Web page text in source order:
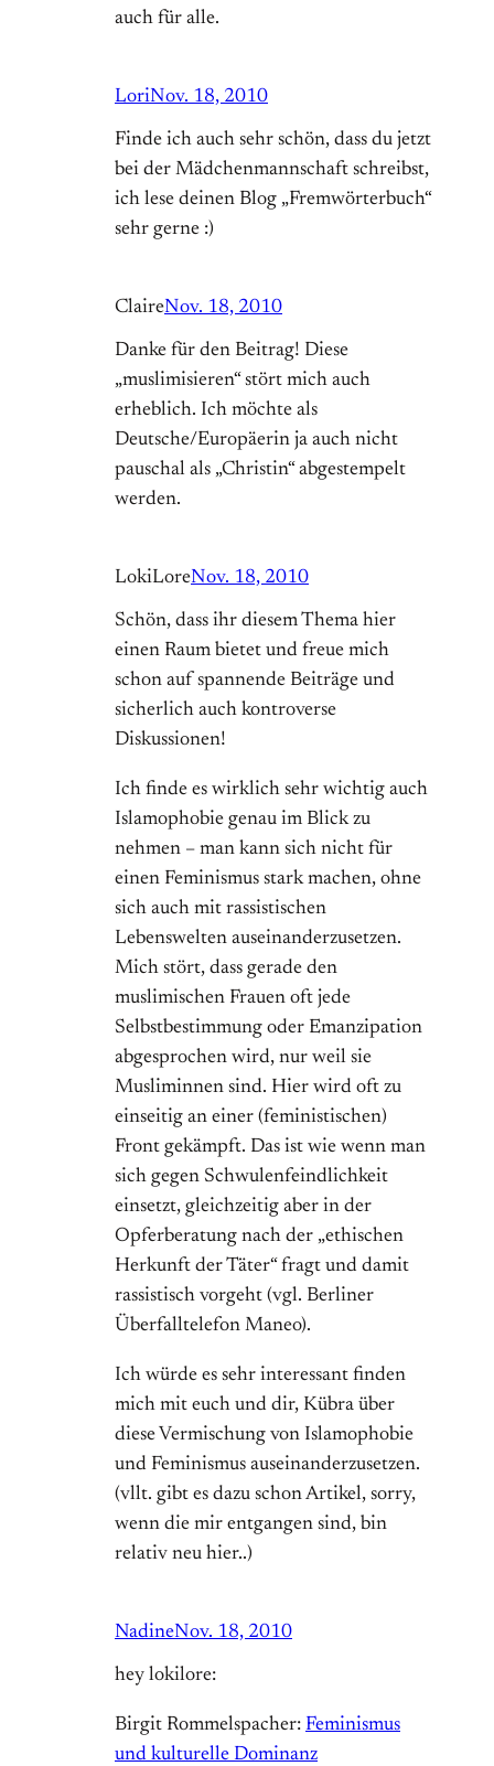
auch für alle.
LoriNov. 18, 2010
Finde ich auch sehr schön, dass du jetzt
bei der Mädchenmannschaft schreibst,
ich lese deinen Blog „Fremwörterbuch“
sehr gerne :)
ClaireNov. 18, 2010
Danke für den Beitrag! Diese
„muslimisieren“ stört mich auch
erheblich. Ich möchte als
Deutsche/Europäerin ja auch nicht
pauschal als „Christin“ abgestempelt
werden.
LokiLoreNov. 18, 2010
Schön, dass ihr diesem Thema hier
einen Raum bietet und freue mich
schon auf spannende Beiträge und
sicherlich auch kontroverse
Diskussionen!
Ich finde es wirklich sehr wichtig auch
Islamophobie genau im Blick zu
nehmen – man kann sich nicht für
einen Feminismus stark machen, ohne
sich auch mit rassistischen
Lebenswelten auseinanderzusetzen.
Mich stört, dass gerade den
muslimischen Frauen oft jede
Selbstbestimmung oder Emanzipation
abgesprochen wird, nur weil sie
Musliminnen sind. Hier wird oft zu
einseitig an einer (feministischen)
Front gekämpft. Das ist wie wenn man
sich gegen Schwulenfeindlichkeit
einsetzt, gleichzeitig aber in der
Opferberatung nach der „ethischen
Herkunft der Täter“ fragt und damit
rassistisch vorgeht (vgl. Berliner
Überfalltelefon Maneo).
Ich würde es sehr interessant finden
mich mit euch und dir, Kübra über
diese Vermischung von Islamophobie
und Feminismus auseinanderzusetzen.
(vllt. gibt es dazu schon Artikel, sorry,
wenn die mir entgangen sind, bin
relativ neu hier..)
NadineNov. 18, 2010
hey lokilore:
Birgit Rommelspacher: Feminismus
und kulturelle Dominanz